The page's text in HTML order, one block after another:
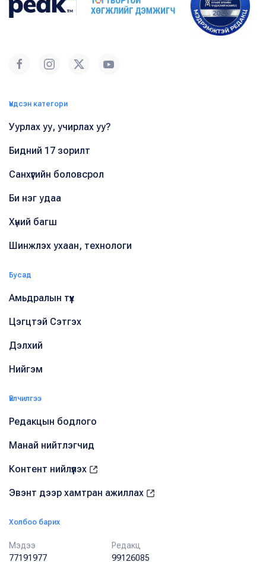
Үндсэн категори
Уурлах уу, учирлах уу?
Бидний 17 зорилт
Санхүүгийн боловсрол
Би нэг удаа
Хүний багш
Шинжлэх ухаан, технологи
Бусад
Амьдралын түүх
Цэгцтэй Сэтгэх
Дэлхий
Нийгэм
Үйлчилгээ
Редакцын бодлого
Манай нийтлэгчид
Контент нийлүүлэх
Эвэнт дээр хамтран ажиллах
Холбоо барих
Мэдээ
77191977
Редакц
99126085